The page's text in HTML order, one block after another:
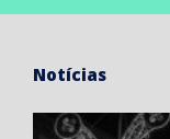
Notícias